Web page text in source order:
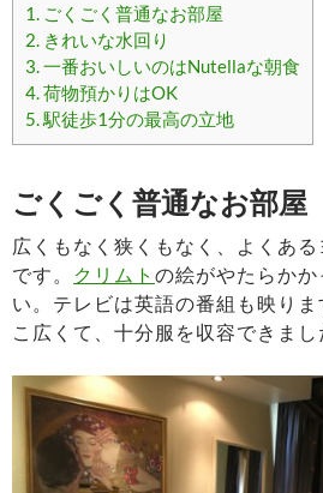
1. ごくごく普通なお部屋
2. きれいな水回り
3.一番おいしいのはNutellaな朝食
4.荷物預かりはOK
5.駅徒歩1分の最高の立地
ごくごく普通なお部屋
広くもなく狭くもなく、よくあ
です。 クリムト の絵がやたらか
い。テレビは英語の番組も映り
こ広くて、十分服を収容できまし